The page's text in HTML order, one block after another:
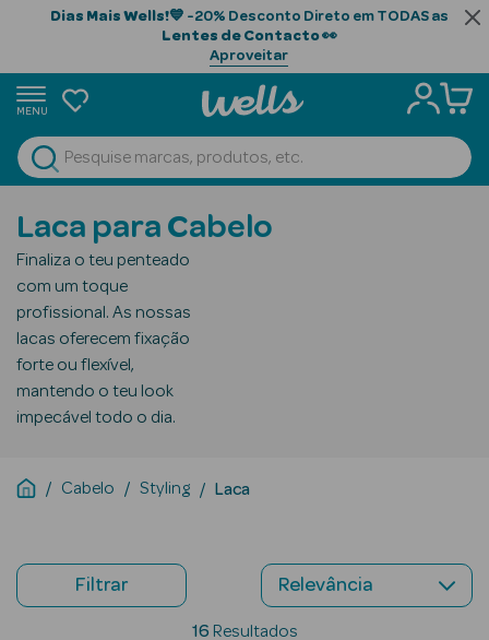
Dias Mais Wells!💙 -20% Desconto Direto em TODAS as
Lentes de Contacto👀
Aproveitar
MENU
Ver Tudo
Beauty Season
Cabelo
Profissional
Beauty Season
Cosmética
Beauty Season
Luxo
Cabelo
Laca para Cabelo
Finaliza o teu penteado
com um toque
profissional. As nossas
lacas oferecem fixação
forte ou flexível,
mantendo o teu look
impecável todo o dia.
Cabelo Styling Laca
Filtrar
16 Resultados